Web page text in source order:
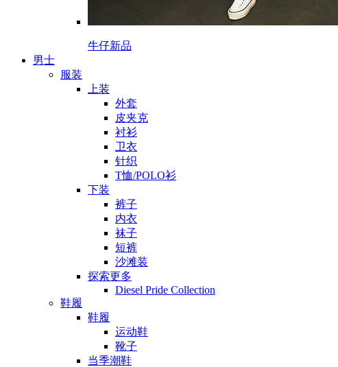
牛仔新品
男士
服装
上装
外套
皮夹克
衬衫
卫衣
针织
T恤/POLO衫
下装
裤子
内衣
袜子
短裤
沙滩装
探索更多
Diesel Pride Collection
鞋履
鞋履
运动鞋
靴子
当季潮鞋